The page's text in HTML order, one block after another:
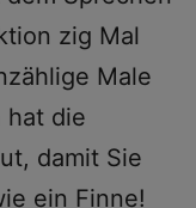
zig Mal
Male
hat die
damit Sie
ein Finne!